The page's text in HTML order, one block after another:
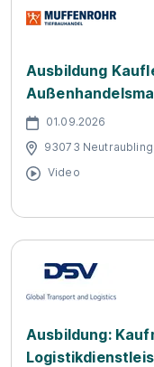
Ausbildung
01.09.2026
93073 Neutraubling
Video
Ausbildung: